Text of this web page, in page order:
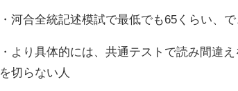
・河合全統記述模試で最低でも65くらい、
・より具体的には、共通テストで読み間違
を切らない人